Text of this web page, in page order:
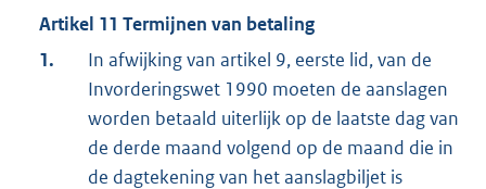
Artikel 11 Termijnen van betaling
1.
In afwijking van artikel 9, eerste lid, van de
Invorderingswet 1990 moeten de aanslagen
worden betaald uiterlijk op de laatste dag van
de derde maand volgend op de maand die in
de dagtekening van het aanslagbiljet is